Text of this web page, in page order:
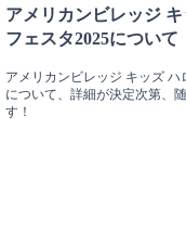
アメリカンビレッジ
フェスタ2025について
アメリカンビレッジ キッズ ハ
について、詳細が決定次第、
す！